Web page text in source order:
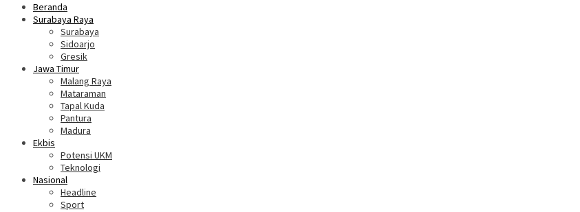
Beranda
Surabaya Raya
Surabaya
Sidoarjo
Gresik
Jawa Timur
Malang Raya
Mataraman
Tapal Kuda
Pantura
Madura
Ekbis
Potensi UKM
Teknologi
Nasional
Headline
Sport